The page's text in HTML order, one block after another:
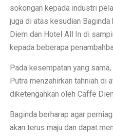
sokongan kepada industri
juga di atas kesudian
Diem dan Hotel All In di
kepada beberapa
Pada kesempatan yang
Putra menzahirkan tahniah di
diketengahkan oleh Caffe
Baginda berharap agar
akan terus maju dan dapat